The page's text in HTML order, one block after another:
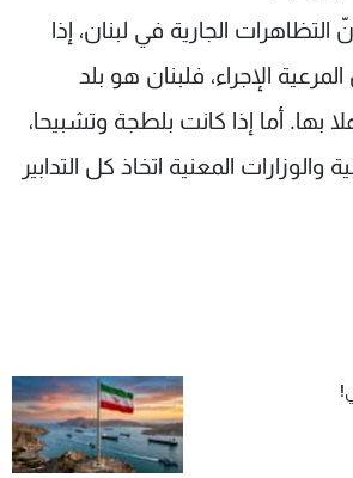
التظاهرات الجارية في لبنان، إذا
الإجراء، فلبنان هو بلد
بها. أما إذا كانت بلطجة وتشبيحا،
والوزارات المعنية اتخاذ كل التدابير